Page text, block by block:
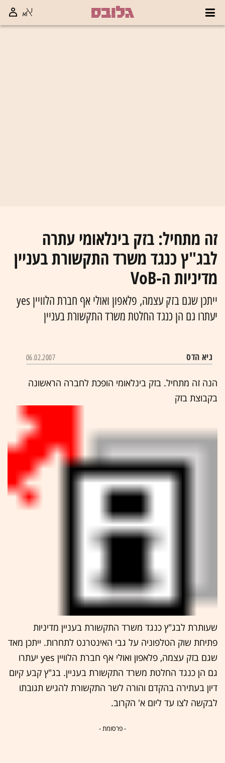
זה מתחיל: בזק בינלאומי עתרה
לבג"ץ כנגד משרד התקשורת בעניין
מדיניות ה-VoB
ייתכן שגם בזק עצמה, פלאפון ואולי אף חברת הלוויין yes
יעתרו גם הן כנגד החלטת משרד התקשורת בעניין
גיא הדס 06.02.2007
הנה זה מתחיל. בזק בינלאומי הופכת לחברה הראשונה
בקבוצת בזק
שעותרת לבג"ץ כנגד משרד התקשורת בעניין מדיניות
פתיחת שוק הטלפוניה על גבי האינטרנט לתחרות. ייתכן מאד
שגם בזק עצמה, פלאפון ואולי אף חברת הלוויין yes יעתרו
גם הן כנגד החלטת משרד התקשורת בעניין. בג"ץ קבע קיום
דיון בעתירה בהקדם והורה לשר התקשורת להגיש תגובתו
לבקשה לצו עד ליום א' הקרוב.
- פרסומת -